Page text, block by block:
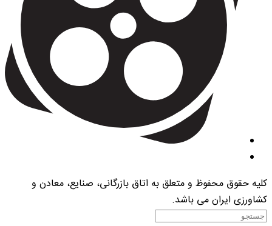
کلیه حقوق محفوظ و متعلق به اتاق بازرگانی، صنایع، معادن و
کشاورزی ایران می باشد.